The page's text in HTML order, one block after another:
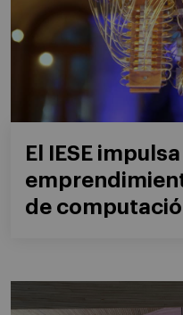
El IESE impulsa
de